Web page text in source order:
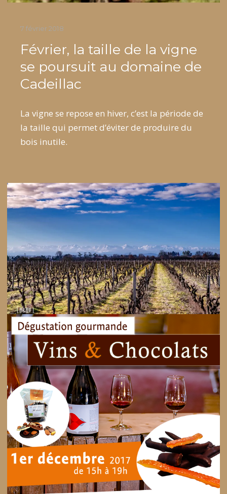
7 février 2018
Février, la taille de la vigne
se poursuit au domaine de
Cadeillac
La vigne se repose en hiver, c’est la période de
la taille qui permet d’éviter de produire du
bois inutile.
18 janvier 2018
Vue d’hiver
Les vignes de St Elix, les Pyrénées enneigées et
le château en fond, un froid mordant